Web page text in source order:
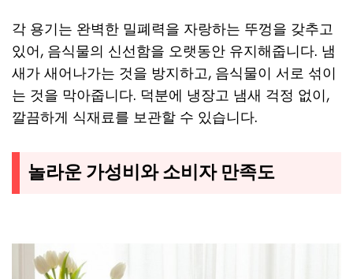
각 용기는 완벽한 밀폐력을 자랑하는 뚜껑을 갖추고
있어, 음식물의 신선함을 오랫동안 유지해줍니다. 냄
새가 새어나가는 것을 방지하고, 음식물이 서로 섞이
는 것을 막아줍니다. 덕분에 냉장고 냄새 걱정 없이,
깔끔하게 식재료를 보관할 수 있습니다.
놀라운 가성비와 소비자 만족도